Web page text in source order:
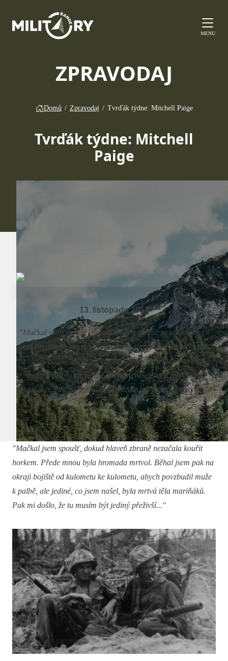
MENU
ZPRAVODAJ
Domů / Zpravodaj / Tvrďák týdne: Mitchell Paige
Tvrďák týdne: Mitchell
Paige
13. listopadu 2017
"Mačkal jsem spoušť, dokud hlaveň zbraně nezačala kouřit
horkem. Přede mnou byla hromada mrtvol. Běhal jsem pak
na okraji bojiště od kulometu ke kulometu, abych povzbudil
muže k palbě, ale jediné, co jsem našel, byla mrtvá těla
mariňáků. Pak mi došlo, že tu musím být jediný přeživší..."
"Mačkal jsem spoušť, dokud hlaveň zbraně nezačala kouřit
horkem. Přede mnou byla hromada mrtvol. Běhal jsem pak na
okraji bojiště od kulometu ke kulometu, abych povzbudil muže
k palbě, ale jediné, co jsem našel, byla mrtvá těla mariňáků.
Pak mi došlo, že tu musím být jediný přeživší..."